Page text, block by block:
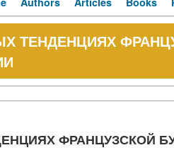
ТЕНДЕНЦИЯХ
ФРАНЦУЗСКОЙ